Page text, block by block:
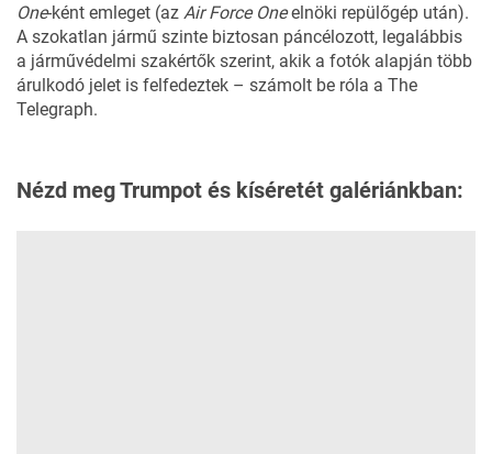
One-ként emleget (az Air Force Oneelnöki repülőgép után).
A szokatlan jármű szinte biztosan páncélozott, legalábbis
a járművédelmi szakértők szerint, akik a fotók alapján több
árulkodó jelet is felfedeztek – számolt be róla a The
Telegraph.
Nézd meg Trumpot és kíséretét galériánkban: